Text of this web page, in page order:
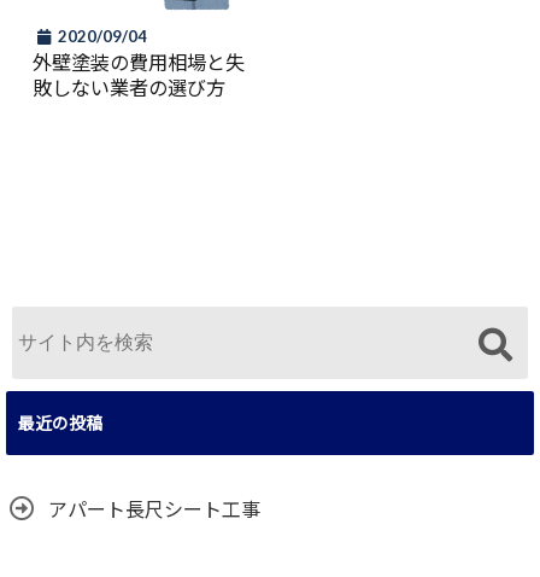
2020/09/04
外壁塗装の費用相場と失
敗しない業者の選び方
最近の投稿
アパート長尺シート工事